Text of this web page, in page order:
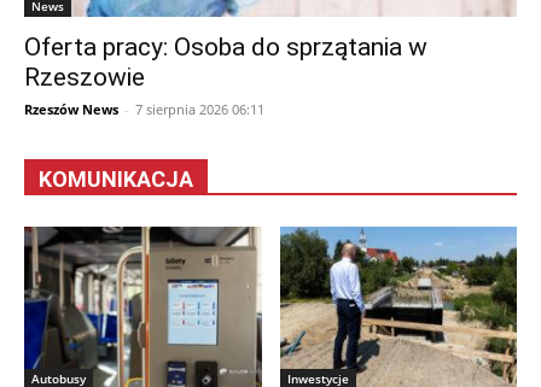
News
Oferta pracy: Osoba do sprzątania w
Rzeszowie
Rzeszów News - 7 sierpnia 2026 06:11
KOMUNIKACJA
Autobusy Inwestycje